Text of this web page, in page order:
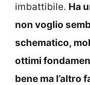
imbattibile. Ha
non voglio
schematico,
ottimi
bene ma l’altro